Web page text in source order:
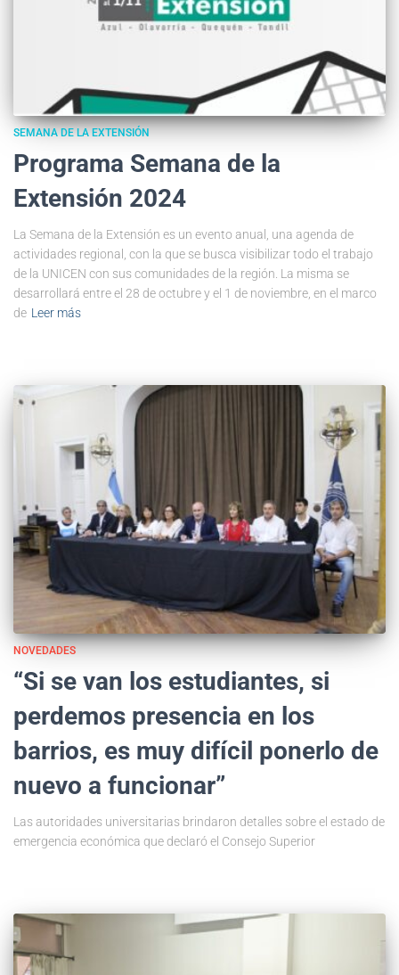
SEMANA DE LA EXTENSIÓN
Programa Semana de la
Extensión 2024
La Semana de la Extensión es un evento anual, una agenda de
actividades regional, con la que se busca visibilizar todo el trabajo
de la UNICEN con sus comunidades de la región. La misma se
desarrollará entre el 28 de octubre y el 1 de noviembre, en el marco
de Leer más
NOVEDADES
“Si se van los estudiantes, si
perdemos presencia en los
barrios, es muy difícil ponerlo de
nuevo a funcionar”
Las autoridades universitarias brindaron detalles sobre el estado de
emergencia económica que declaró el Consejo Superior